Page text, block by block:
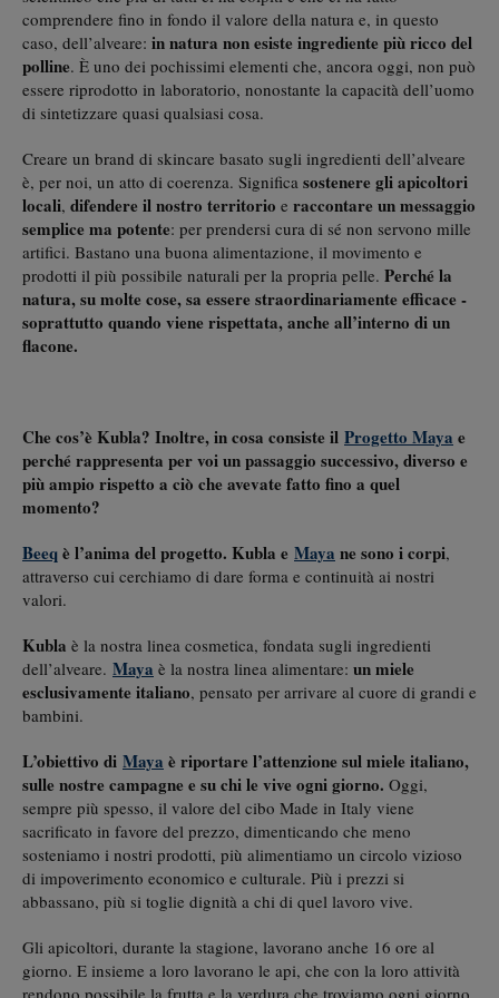
comprendere fino in fondo il valore della natura e, in questo
caso, dell’alveare: in natura non esiste ingrediente più ricco del
polline. È uno dei pochissimi elementi che, ancora oggi, non può
essere riprodotto in laboratorio, nonostante la capacità dell’uomo
di sintetizzare quasi qualsiasi cosa.
Creare un brand di skincare basato sugli ingredienti dell’alveare
è, per noi, un atto di coerenza. Significa sostenere gli apicoltori
locali, difendere il nostro territorio e raccontare un messaggio
semplice ma potente: per prendersi cura di sé non servono mille
artifici. Bastano una buona alimentazione, il movimento e
prodotti il più possibile naturali per la propria pelle. Perché la
natura, su molte cose, sa essere straordinariamente efficace -
soprattutto quando viene rispettata, anche all’interno di un
flacone.
Che cos’è Kubla? Inoltre, in cosa consiste il Progetto Maya e
perché rappresenta per voi un passaggio successivo, diverso e
più ampio rispetto a ciò che avevate fatto fino a quel
momento?
Beeqè l’anima del progetto. Kubla e Maya ne sono i corpi,
attraverso cui cerchiamo di dare forma e continuità ai nostri
valori.
Kubla è la nostra linea cosmetica, fondata sugli ingredienti
dell’alveare. Maya è la nostra linea alimentare: un miele
esclusivamente italiano, pensato per arrivare al cuore di grandi e
bambini.
L’obiettivo di Maya è riportare l’attenzione sul miele italiano,
sulle nostre campagne e su chi le vive ogni giorno. Oggi,
sempre più spesso, il valore del cibo Made in Italy viene
sacrificato in favore del prezzo, dimenticando che meno
sosteniamo i nostri prodotti, più alimentiamo un circolo vizioso
di impoverimento economico e culturale. Più i prezzi si
abbassano, più si toglie dignità a chi di quel lavoro vive.
Gli apicoltori, durante la stagione, lavorano anche 16 ore al
giorno. E insieme a loro lavorano le api, che con la loro attività
rendono possibile la frutta e la verdura che troviamo ogni giorno